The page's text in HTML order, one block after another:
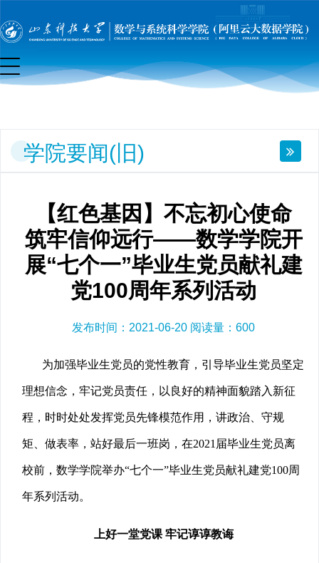
要
(旧)
学院要闻(旧)
【红色基因】不忘初心使命
筑牢信仰远行——数学学院开
展“七个一”毕业生党员献礼建
党100周年系列活动
发布时间：2021-06-20 阅读量： 600
为加强毕业生党员的党性教育，引导毕业生党员坚定
理想信念，牢记党员责任，以良好的精神面貌踏入新征
程，时时处处发挥党员先锋模范作用，讲政治、守规
矩、做表率，站好最后一班岗，在2021届毕业生党员离
校前，数学学院举办“七个一”毕业生党员献礼建党100周
年系列活动。
上好一堂党课 牢记谆谆教诲